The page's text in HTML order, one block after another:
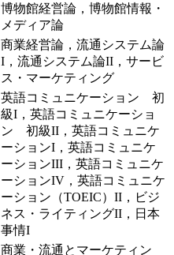
博物館経営論，博物館情報・
メディア論
商業経営論，流通システム論
I，流通システム論II，サービ
ス・マーケティング
英語コミュニケーション 初
級I，英語コミュニケーショ
ン 初級II，英語コミュニケ
ーションI，英語コミュニケ
ーションIII，英語コミュニケ
ーションIV，英語コミュニケ
ーション（TOEIC）II，ビジ
ネス・ライティングII，日本
事情I
商業・流通とマーケティン